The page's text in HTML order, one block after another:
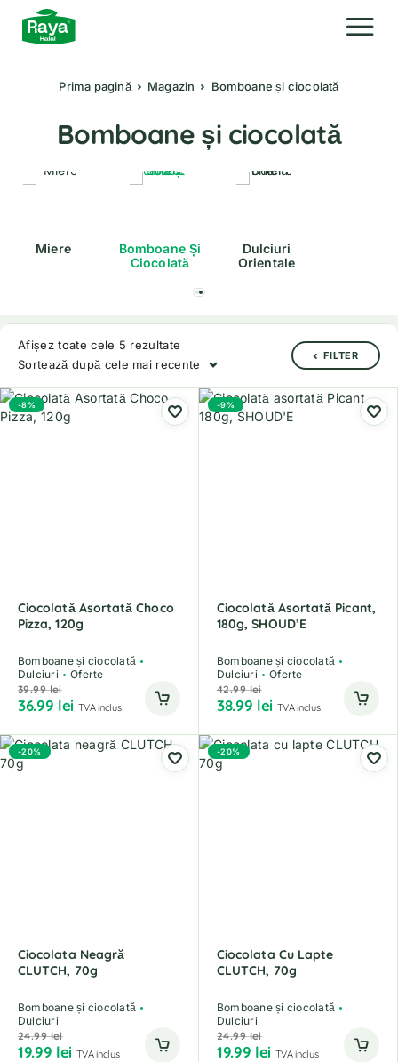
Prima pagină Magazin Bomboane și ciocolată
Bomboane și ciocolată
Miere
Bomboane Și
Ciocolată
Dulciuri
Orientale
Afișez toate cele 5 rezultate
Sortează după cele mai recente
FILTER
-8%
Ciocolată Asortată Choco
Pizza, 120g
Bomboane și ciocolată
Dulciuri
Oferte
39.99lei
36.99 lei TVA inclus
-9%
Ciocolată Asortată Picant,
180g, SHOUD’E
Bomboane și ciocolată
Dulciuri
Oferte
42.99lei
38.99 lei TVA inclus
-20%
Ciocolata Neagră
CLUTCH, 70g
Bomboane și ciocolată
Dulciuri
24.99lei
19.99 lei TVA inclus
-20%
Ciocolata Cu Lapte
CLUTCH, 70g
Bomboane și ciocolată
Dulciuri
24.99lei
19.99 lei TVA inclus